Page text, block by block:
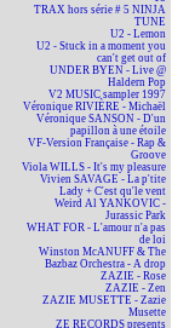
TRAX hors série # 5 NINJA
TUNE
U2 - Lemon
U2 - Stuck in a moment you
can't get out of
UNDER BYEN - Live @
Haldern Pop
V2 MUSIC sampler 1997
Véronique RIVIÈRE - Michaël
Véronique SANSON - D'un
papillon à une étoile
VF-Version Française - Rap &
Groove
Viola WILLS - It's my pleasure
Vivien SAVAGE - La p'tite
Lady + C'est qu'le vent
Weird Al YANKOVIC -
Jurassic Park
WHAT FOR - L'amour n'a pas
de loi
Winston McANUFF & The
Bazbaz Orchestra - A drop
ZAZIE - Rose
ZAZIE - Zen
ZAZIE MUSETTE - Zazie
Musette
ZE RECORDS presents